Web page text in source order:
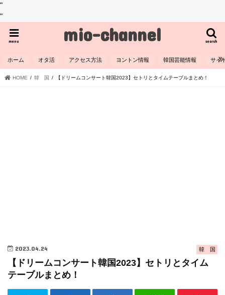
"
"
mio-channel search
menu
ホーム オタ活 アクセス方法 ヨントン情報 韓国芸能情報 サイ
HOME 韓 国 【ドリームコンサート韓国2023】セトリとタイムテーブルまとめ！
韓 国
2023.04.24
【ドリームコンサート韓国2023】セトリとタイム
テーブルまとめ！